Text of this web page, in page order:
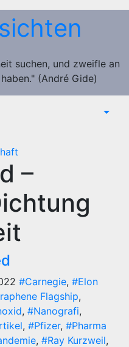
suchen, und zweifle an
(André Gide)
–
#Carnegie, #Elon
Flagship,
, #Nanografi,
, #Pfizer, #Pharma
, #Ray Kurzweil,